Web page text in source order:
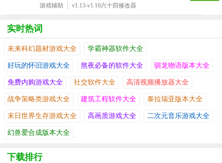
游戏辅助
v1.13-v1.16六十四修改器
实时热词
未来科幻题材游戏大全 学霸神器软件大全
好玩的怀旧游戏大全 熬夜必备的软件大全 驯龙物语版本大全
免费内购游戏大全 社交软件大全 高清视频播放器大全
战争策略类游戏大全 建筑工程软件大全 泰拉瑞亚版本大全
末日世界生存游戏大全 高画质游戏大全 二次元音乐游戏大全
幻兽爱合成版本大全
下载排行